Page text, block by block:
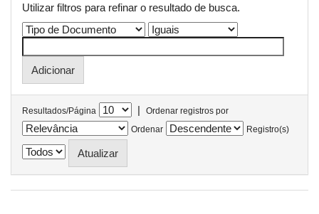
Utilizar filtros para refinar o resultado de busca.
Resultados/Página |
Ordenar registros por
Ordenar
Registro(s)